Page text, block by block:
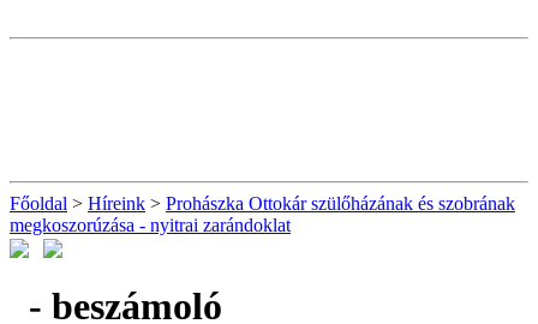
Főoldal > Híreink > Prohászka Ottokár szülőházának és szobrának
megkoszorúzása - nyitrai zarándoklat
- beszámoló